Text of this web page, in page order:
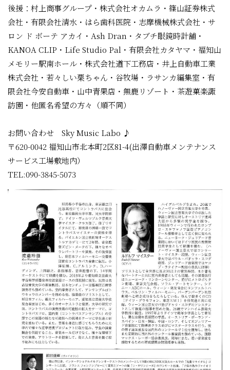
後援：村上商事グループ・株式会社オカムラ・篠山証券株式
会社・有限会社清水・はら歯科医院・志摩機械株式会社・サ
ロン ド ボーテ アカイ・Ash Dran・タブチ眼鏡時計舗・
KANOA CLIP・Life Studio Pal・有限会社カタヤマ・福知山
メモリー駅南ホール・株式会社道下工務店・井上自動車工業
株式会社・若々しい栗ちゃん・谷牧場・ラサンカ編集室・有
限会社今安自動車・山中青果店・無鹿リゾート・茶遊菓楽諏
訪園・他匿名希望の方々（順不同）
お問い合わせ Sky Music Labo ♪
〒620-0042 福知山市北本町2区81-4(出澤自動車メンテナンス
サービス工場敷地内）
TEL:090-3845-5073